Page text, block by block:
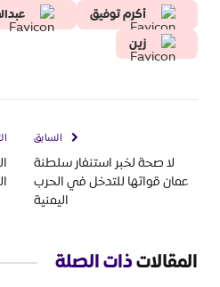
أكرم توفيق
زين
السابق
لا صحة لخبر استنفار سلطنة
عمان قواتها للتدخل في الحرب
اليمنية
المقالاتذات الصلة